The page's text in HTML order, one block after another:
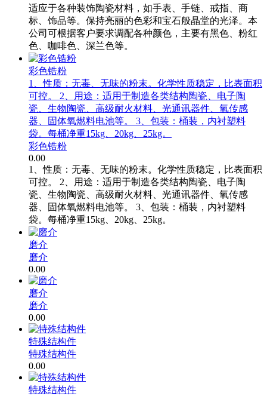
适应于各种装饰陶瓷材料，如手表、手链、戒指、商
标、饰品等。保持亮丽的色彩和宝石般晶堂的光泽。本
公司可根据客户要求调配各种颜色，主要有黑色、粉红
色、咖啡色、深兰色等。
彩色锆粉
1、性质：无毒、无味的粉末。化学性质稳定，比表面积
可控。 2、用途：适用于制造各类结构陶瓷、电子陶
瓷、生物陶瓷、高级耐火材料、光通讯器件、氧传感
器、固体氧燃料电池等。 3、包装：桶装，内衬塑料
袋。每桶净重15kg、20kg、25kg。
彩色锆粉
0.00
1、性质：无毒、无味的粉末。化学性质稳定，比表面积
可控。 2、用途：适用于制造各类结构陶瓷、电子陶
瓷、生物陶瓷、高级耐火材料、光通讯器件、氧传感
器、固体氧燃料电池等。 3、包装：桶装，内衬塑料
袋。每桶净重15kg、20kg、25kg。
磨介
磨介
0.00
磨介
磨介
0.00
特殊结构件
特殊结构件
0.00
特殊结构件